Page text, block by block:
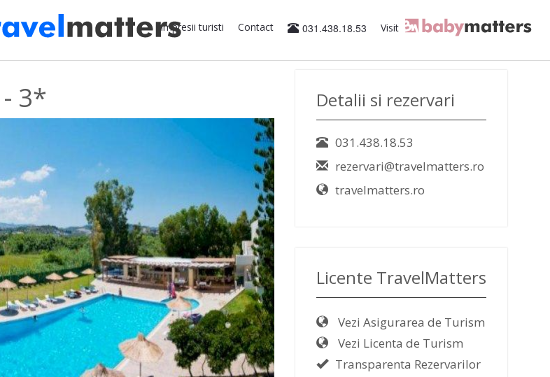
Impresii turisti Contact 031.438.18.53 Visit
3* Detalii si rezervari
031.438.18.53
rezervari@travelmatters.ro
travelmatters.ro
Licente TravelMatters
Vezi Asigurarea de Turism
Vezi Licenta de Turism
Transparenta Rezervarilor